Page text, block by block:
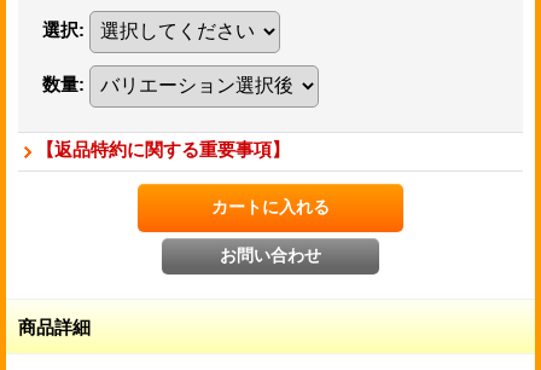
選択:
数量:
【返品特約に関する重要事項】
商品詳細